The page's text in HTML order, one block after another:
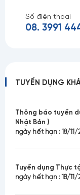
Số điện thoại
08. 3991
TUYỂN DỤNG
Thông báo tuyển
Nhật Bản )
ngày hết hạn : 18/11/
Tuyển dụng Thực
ngày hết hạn : 18/11/